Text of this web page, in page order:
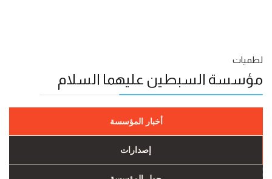
لطميات
مؤسسة السبطين عليهما السلام
أخبار المؤسسة
إصدارات